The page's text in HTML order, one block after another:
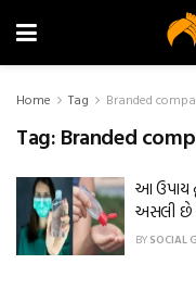
Home Tag Branded
Tag: Branded
આ ઉપાય
અસલી છે
BY SOCIAL